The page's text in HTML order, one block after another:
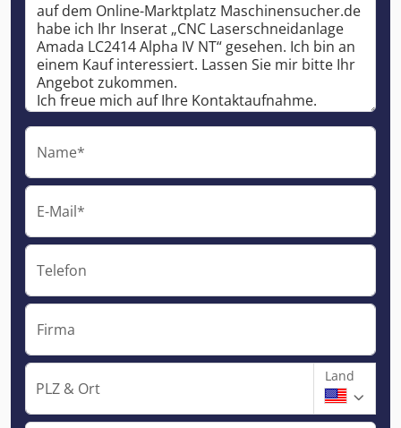
Name*
E-Mail*
Telefon
Firma
PLZ & Ort
Land